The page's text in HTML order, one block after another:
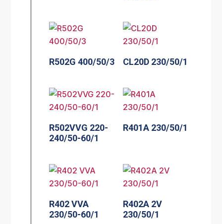
R502G 400/50/3 CL20D 230/50/1
R502VVG 220-
240/50-60/1
R401A 230/50/1
R402 VVA
230/50-60/1
R402A 2V
230/50/1